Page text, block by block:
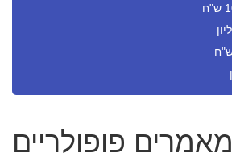
ש"ח
מאמרים פופולריים